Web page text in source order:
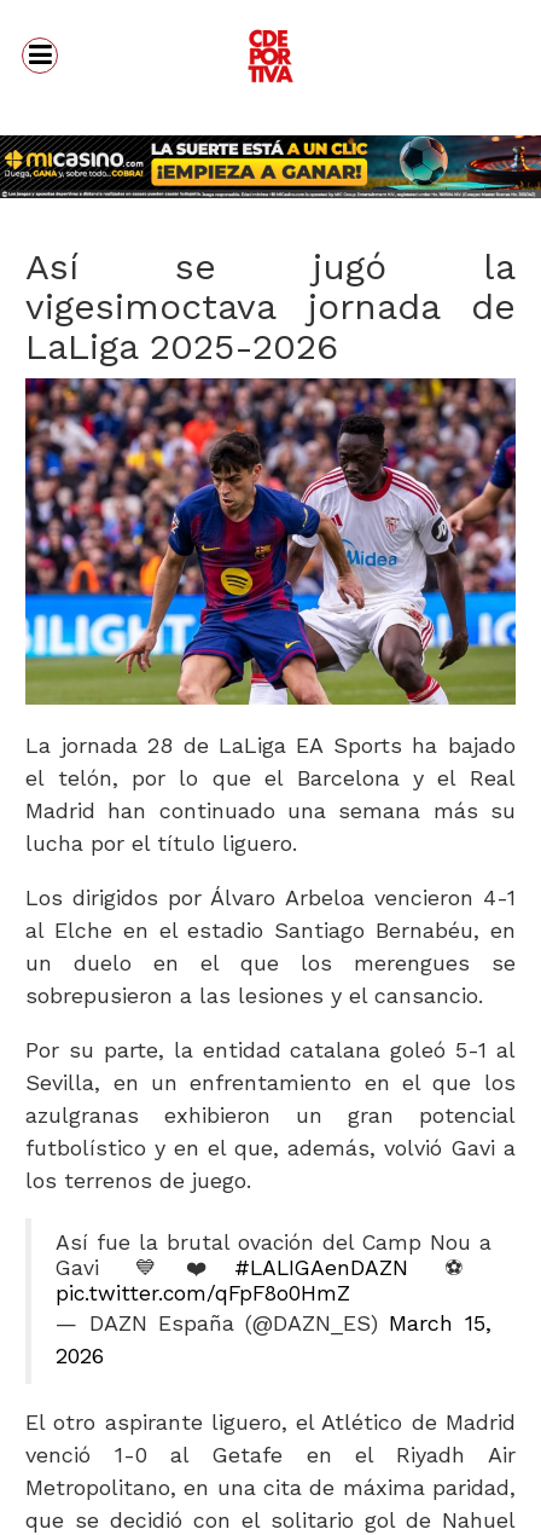
Así se jugó la
vigesimoctava jornada de
LaLiga 2025-2026
La jornada 28 de LaLiga EA Sports ha bajado
el telón, por lo que el Barcelona y el Real
Madrid han continuado una semana más su
lucha por el título liguero.
Los dirigidos por Álvaro Arbeloa vencieron 4-1
al Elche en el estadio Santiago Bernabéu, en
un duelo en el que los merengues se
sobrepusieron a las lesiones y el cansancio.
Por su parte, la entidad catalana goleó 5-1 al
Sevilla, en un enfrentamiento en el que los
azulgranas exhibieron un gran potencial
futbolístico y en el que, además, volvió Gavi a
los terrenos de juego.
Así fue la brutal ovación del Camp Nou a
Gavi 💙❤️ #LALIGAenDAZN ⚽️
pic.twitter.com/qFpF8o0HmZ
— DAZN España (@DAZN_ES) March 15,
2026
El otro aspirante liguero, el Atlético de Madrid
venció 1-0 al Getafe en el Riyadh Air
Metropolitano, en una cita de máxima paridad,
que se decidió con el solitario gol de Nahuel